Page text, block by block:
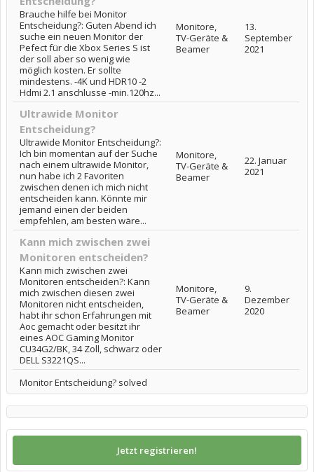
Brauche hilfe bei Monitor
Entscheidung?: Guten Abend ich
suche ein neuen Monitor der
Pefect für die Xbox Series S ist
der soll aber so wenig wie
möglich kosten. Er sollte
mindestens. -4K und HDR10 -2
Hdmi 2.1 anschlusse -min.120hz...
Monitore,
TV-Geräte &
Beamer
13.
September
2021
Ultrawide Monitor
Entscheidung?
Ultrawide Monitor Entscheidung?:
Ich bin momentan auf der Suche
nach einem ultrawide Monitor,
nun habe ich 2 Favoriten
zwischen denen ich mich nicht
entscheiden kann. Könnte mir
jemand einen der beiden
empfehlen, am besten wäre...
Monitore,
TV-Geräte &
Beamer
22. Januar
2021
Kann mich zwischen zwei
Monitoren entscheiden?
Kann mich zwischen zwei
Monitoren entscheiden?: Kann
mich zwischen diesen zwei
Monitoren nicht entscheiden,
habt ihr schon Erfahrungen mit
Aoc gemacht oder besitzt ihr
eines AOC Gaming Monitor
CU34G2/BK, 34 Zoll, schwarz oder
DELL S3221QS...
Monitore,
TV-Geräte &
Beamer
9.
Dezember
2020
Monitor Entscheidung? solved
Jetzt registrieren!